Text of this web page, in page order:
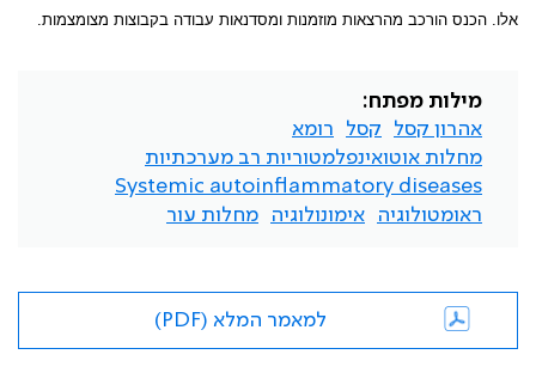
אלו. הכנס הורכב מהרצאות מוזמנות ומסדנאות עבודה בקבוצות מצומצמות.
מילות מפתח:
אהרון קסל
קסל
רומא
מחלות אוטואינפלמטוריות רב מערכתיות
Systemic autoinflammatory diseases
ראומטולוגיה
אימונולוגיה מחלות עור
למאמר המלא (PDF)